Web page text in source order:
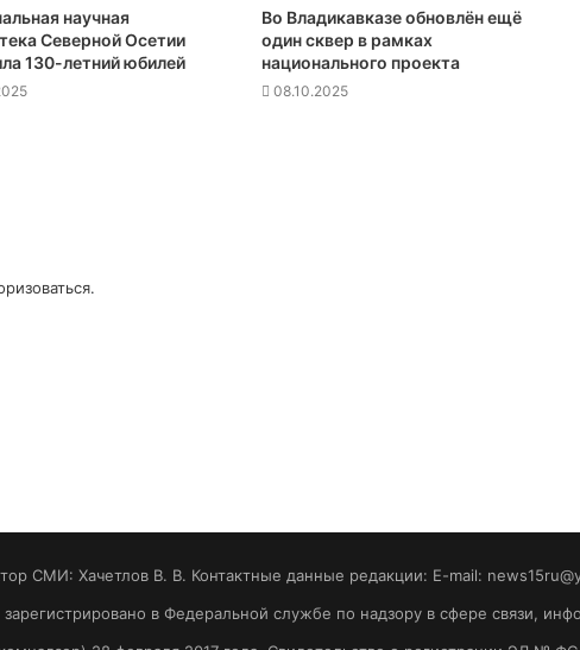
научная
Северной Осетии
130-летний юбилей
Во Владикавказе обновлён ещё
один сквер в рамках
национального проекта
08.10.2025
.
СМИ: Хaчeтлoв B. B. Контактные данные редакции: E-mail:
в Федеральной службе по надзору в сфере связи,